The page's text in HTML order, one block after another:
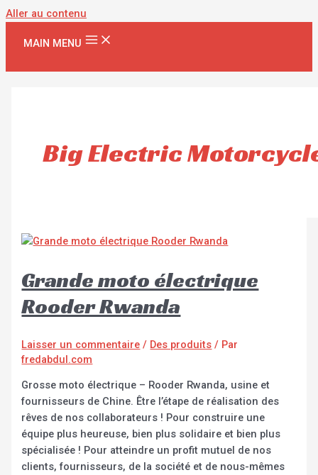
Aller au contenu
MAIN MENU
Big Electric
Grande moto électrique
Rooder Rwanda
Laisser un commentaire / Des produits / Par
fredabdul.com
Grosse moto électrique – Rooder Rwanda, usine et
fournisseurs de Chine. Être l’étape de réalisation des
rêves de nos collaborateurs ! Pour construire une
équipe plus heureuse, bien plus solidaire et bien plus
spécialisée ! Pour atteindre un profit mutuel de nos
clients, fournisseurs, de la société et de nous-mêmes